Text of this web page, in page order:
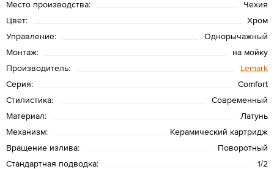
Место производства:
Чехия
Цвет:
Хром
Управление:
Однорычажный
Монтаж:
на мойку
Производитель:
Lemark
Серия:
Comfort
Стилистика:
Современный
Материал:
Латунь
Механизм:
Керамический картридж
Вращение излива:
Поворотный
Стандартная подводка:
1/2